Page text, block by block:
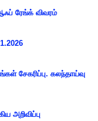
ரேங்க் விவரம்
சேகரிப்பு. கலந்தாய்வு
அறிவிப்பு